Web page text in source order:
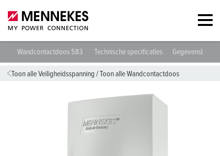
Wandcontactdoos 583 Technische specificaties
Toon alle Veiligheidsspanning /Toon alle Wandcontactdoos